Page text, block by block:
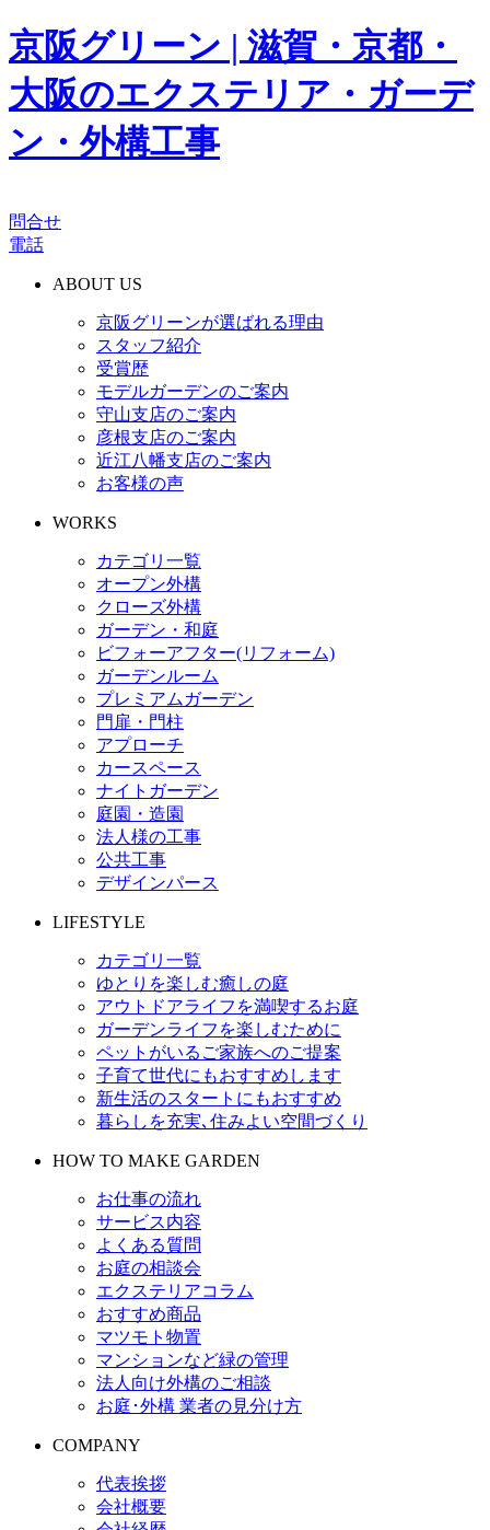
京阪グリーン | 滋賀・京都・
大阪のエクステリア・ガーデ
ン・外構工事
問合せ
電話
ABOUT US
京阪グリーンが選ばれる理由
スタッフ紹介
受賞歴
モデルガーデンのご案内
守山支店のご案内
彦根支店のご案内
近江八幡支店のご案内
お客様の声
WORKS
カテゴリ一覧
オープン外構
クローズ外構
ガーデン・和庭
ビフォーアフター(リフォーム)
ガーデンルーム
プレミアムガーデン
門扉・門柱
アプローチ
カースペース
ナイトガーデン
庭園・造園
法人様の工事
公共工事
デザインパース
LIFESTYLE
カテゴリ一覧
ゆとりを楽しむ癒しの庭
アウトドアライフを満喫するお庭
ガーデンライフを楽しむために
ペットがいるご家族へのご提案
子育て世代にもおすすめします
新生活のスタートにもおすすめ
暮らしを充実､住みよい空間づくり
HOW TO MAKE GARDEN
お仕事の流れ
サービス内容
よくある質問
お庭の相談会
エクステリアコラム
おすすめ商品
マツモト物置
マンションなど緑の管理
法人向け外構のご相談
お庭･外構 業者の見分け方
COMPANY
代表挨拶
会社概要